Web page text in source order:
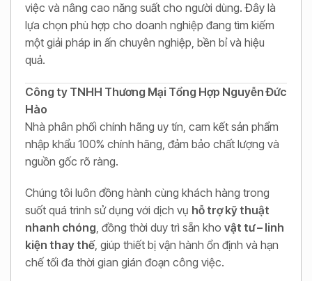
việc và nâng cao năng suất cho người dùng. Đây là
lựa chọn phù hợp cho doanh nghiệp đang tìm kiếm
một giải pháp in ấn chuyên nghiệp, bền bỉ và hiệu
quả.
Công ty TNHH Thương Mại Tổng Hợp Nguyễn Đức
Hào
Nhà phân phối chính hãng uy tín, cam kết sản phẩm
nhập khẩu 100% chính hãng, đảm bảo chất lượng và
nguồn gốc rõ ràng.
Chúng tôi luôn đồng hành cùng khách hàng trong
suốt quá trình sử dụng với dịch vụ hỗ trợ kỹ thuật
nhanh chóng, đồng thời duy trì sẵn kho vật tư – linh
kiện thay thế, giúp thiết bị vận hành ổn định và hạn
chế tối đa thời gian gián đoạn công việc.